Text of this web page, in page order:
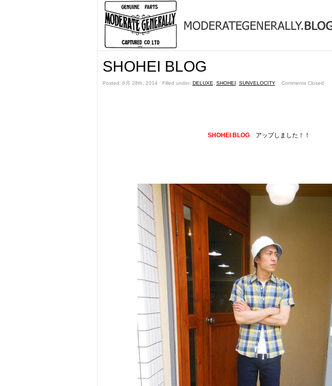
SHOHEI BLOG
Posted: 6月 28th, 2014 ˑ Filled under: DELUXE SHOHEI SUNVELOCITYˑ Comments Closed
SHOHEI BLOGアップしました！！